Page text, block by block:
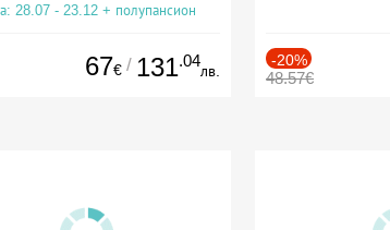
28.07 - 23.12 + полупансион
67€ / 131.04
лв.
-20%
48.57€